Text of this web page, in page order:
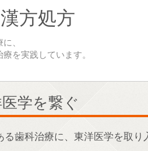
方処方
、
を実践しています。
学を繋ぐ
歯科治療に、東洋医学を取り